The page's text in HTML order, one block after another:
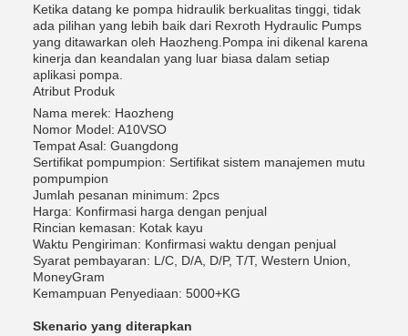
Ketika datang ke pompa hidraulik berkualitas tinggi, tidak
ada pilihan yang lebih baik dari Rexroth Hydraulic Pumps
yang ditawarkan oleh Haozheng.Pompa ini dikenal karena
kinerja dan keandalan yang luar biasa dalam setiap
aplikasi pompa.
Atribut Produk
Nama merek: Haozheng
Nomor Model: A10VSO
Tempat Asal: Guangdong
Sertifikat pompumpion: Sertifikat sistem manajemen mutu
pompumpion
Jumlah pesanan minimum: 2pcs
Harga: Konfirmasi harga dengan penjual
Rincian kemasan: Kotak kayu
Waktu Pengiriman: Konfirmasi waktu dengan penjual
Syarat pembayaran: L/C, D/A, D/P, T/T, Western Union,
MoneyGram
Kemampuan Penyediaan: 5000+KG
Skenario yang diterapkan